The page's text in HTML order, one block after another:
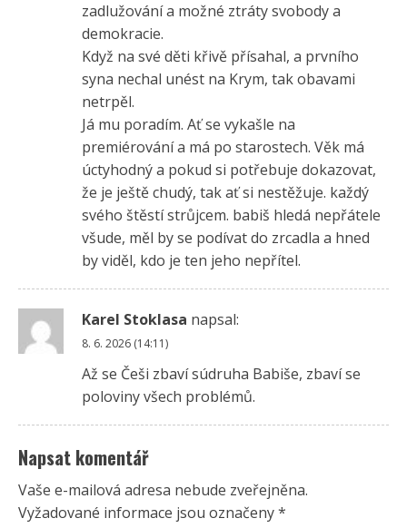
zadlužování a možné ztráty svobody a
demokracie.
Když na své děti křivě přísahal, a prvního
syna nechal unést na Krym, tak obavami
netrpěl.
Já mu poradím. Ať se vykašle na
premiérování a má po starostech. Věk má
úctyhodný a pokud si potřebuje dokazovat,
že je ještě chudý, tak ať si nestěžuje. každý
svého štěstí strůjcem. babiš hledá nepřátele
všude, měl by se podívat do zrcadla a hned
by viděl, kdo je ten jeho nepřítel.
Karel Stoklasa napsal:
8. 6. 2026 (14:11)
Až se Češi zbaví súdruha Babiše, zbaví se
poloviny všech problémů.
Napsat komentář
Vaše e-mailová adresa nebude zveřejněna.
Vyžadované informace jsou označeny*